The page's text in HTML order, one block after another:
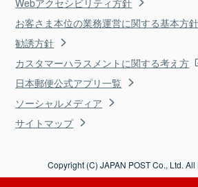
お客さま本位の業務運営に関する基本方針
勧誘方針
カスタマーハラスメントに関する考え方
日本郵便公式アプリ一覧
ソーシャルメディア
サイトマップ
Copyright (C) JAPAN POST Co., Ltd.